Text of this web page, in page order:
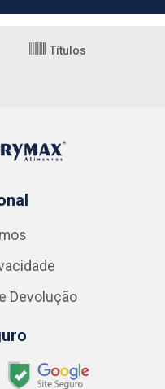
Títulos
Devolução